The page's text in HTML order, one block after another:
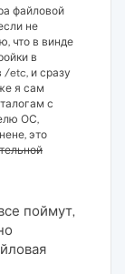
файловой
не
что в винде
в
/etc, и сразу
я сам
с
ОС,
это
поймут,